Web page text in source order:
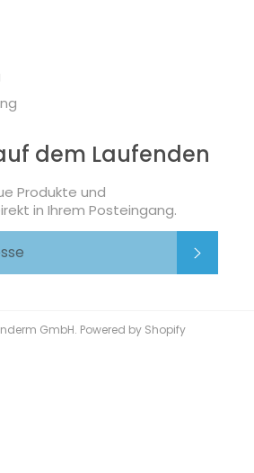
dem Laufenden
Produkte und
in Ihrem Posteingang.
GmbH. Powered by Shopify